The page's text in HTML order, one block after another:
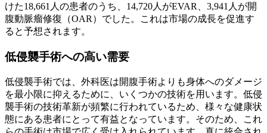
けた18,661人の患者のうち、14,720人がEVAR、3,941人が開
腹動脈瘤修復（OAR）でした。これは市場の成長を促進す
ると予想されます。
低侵襲手術への高い需要
低侵襲手術では、外科医は開腹手術よりも身体へのダメージ
を最小限に抑えるために、いくつかの技術を用います。低侵
襲手術の技術革新が頻繁に行われているため、様々な健康状
態にある患者にとって有益となっています。そのため、これ